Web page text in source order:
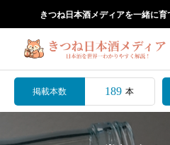
きつね日本酒メディアを一緒に育
掲載本数 189 本